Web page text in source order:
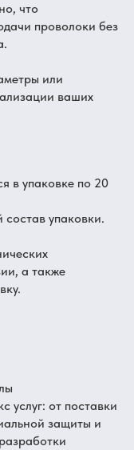
что
проволоки без
или
ваших
в упаковке по 20
упаковки.
а также
услуг: от поставки
защиты и